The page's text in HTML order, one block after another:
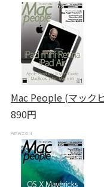
Mac People (マック
890円